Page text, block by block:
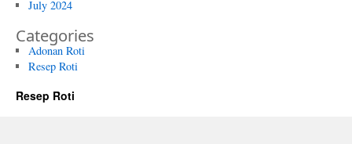
July 2024
Categories
Adonan Roti
Resep Roti
Resep Roti